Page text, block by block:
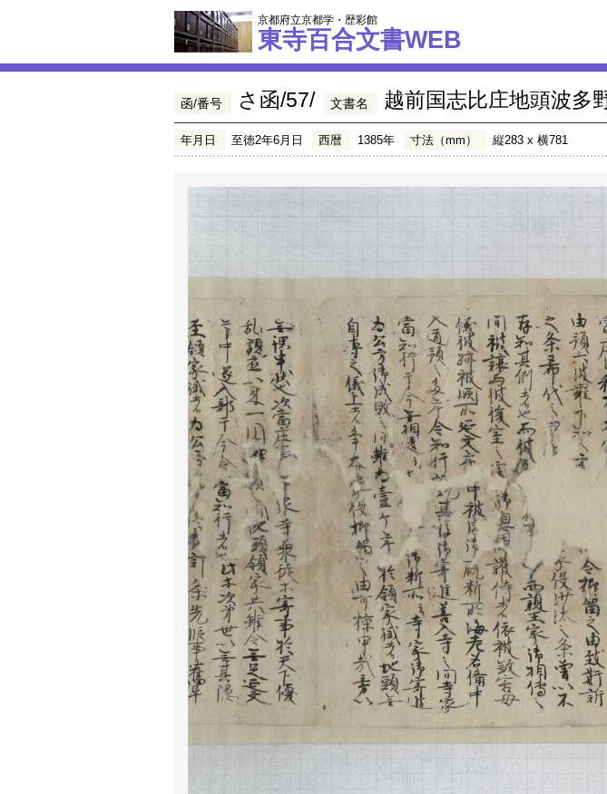
京都府立京都学・歴彩館
東寺百合文書WEB
函/番号 さ函/57/ 文書名 越前国志比庄地頭波多
年月日 至徳2年6月日 西暦 1385年 寸法（mm） 縦283 x 横781